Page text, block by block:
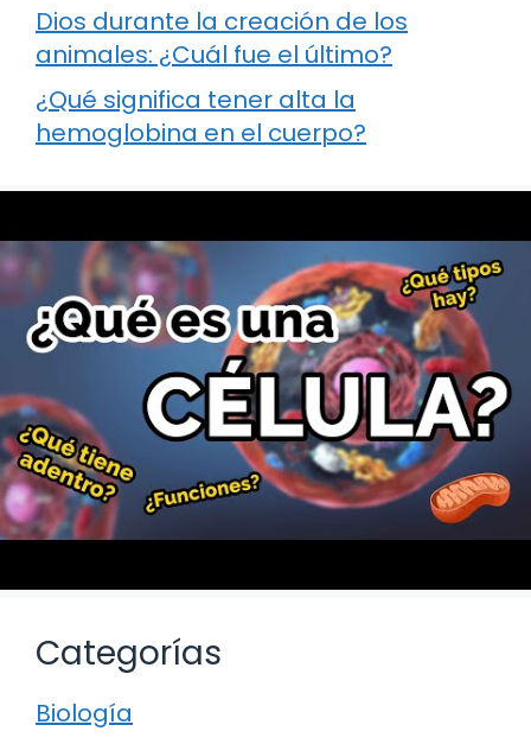
Dios durante la creación de los
animales: ¿Cuál fue el último?
¿Qué significa tener alta la
hemoglobina en el cuerpo?
Categorías
Biología